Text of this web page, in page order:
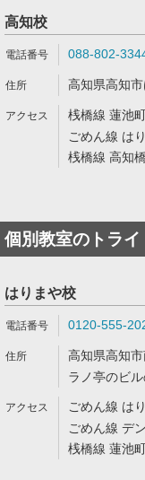
高知校
088-802-
高知県高知
桟橋線 蓮池
ごめん線 は
桟橋線 高知
個別教室のトライ
はりまや校
0120-555-
高知県高知
ラノ亭のビル
ごめん線 は
ごめん線 デ
桟橋線 蓮池